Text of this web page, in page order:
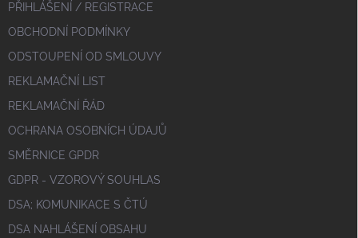
PŘIHLÁŠENÍ / REGISTRACE
OBCHODNÍ PODMÍNKY
ODSTOUPENÍ OD SMLOUVY
REKLAMAČNÍ LIST
REKLAMAČNÍ ŘÁD
OCHRANA OSOBNÍCH ÚDAJŮ
SMĚRNICE GPDR
GDPR - VZOROVÝ SOUHLAS
DSA; KOMUNIKACE S ČTÚ
DSA NAHLÁŠENÍ OBSAHU